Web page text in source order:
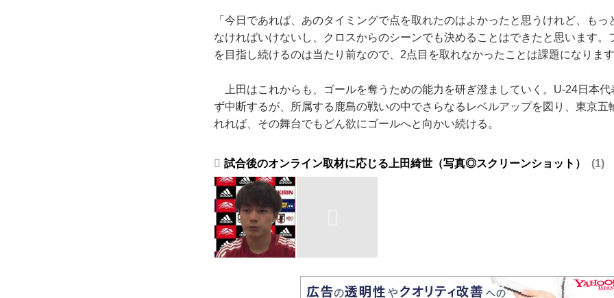
「今日であれば、あのタイミングで点を取れたのはよかったと思うけれど、もっ
なければいけないし、クロスからのシーンでも決めることはできたと思います。
を目指し続けるのは当たり前なので、2点目を取れなかったことは課題になります
上田はこれからも、ゴールを奪うための能力を研ぎ澄ましていく。U-24日本代
ず中断するが、所属する鹿島の戦いの中でさらなるレベルアップを図り、東京五
れれば、その舞台でもどん欲にゴールへと向かい続ける。
試合後のオンライン取材に応じる上田綺世（写真◎スクリーンショット） 1